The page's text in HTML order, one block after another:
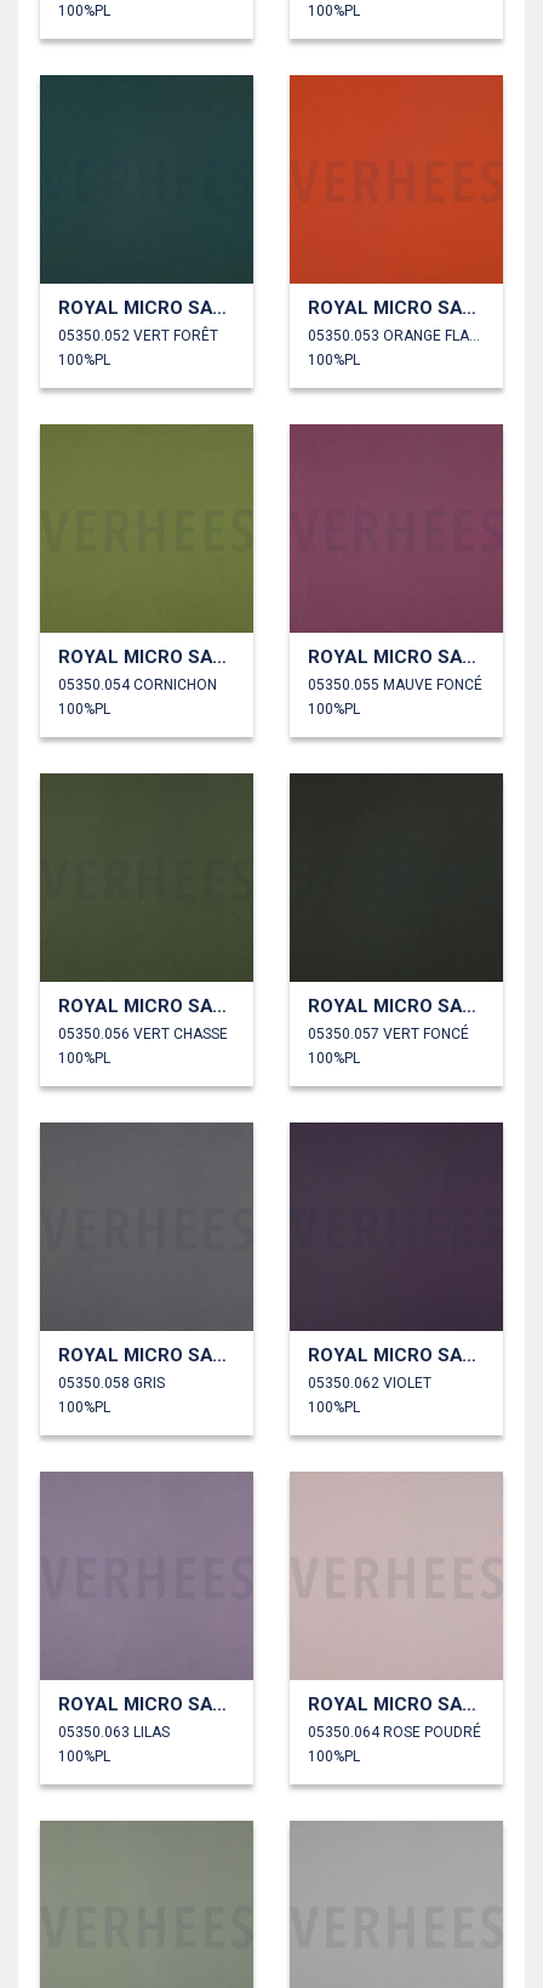
100%PL
100%PL
ROYAL MICRO SATIN
05350.052 VERT FORÊT
100%PL
ROYAL MICRO SATIN
100%PL
ROYAL MICRO SATIN
05350.054 CORNICHON
100%PL
ROYAL MICRO SATIN
05350.055 MAUVE FONCÉ
100%PL
ROYAL MICRO SATIN
05350.056 VERT CHASSE
100%PL
ROYAL MICRO SATIN
05350.057 VERT FONCÉ
100%PL
ROYAL MICRO SATIN
05350.058 GRIS
100%PL
ROYAL MICRO SATIN
05350.062 VIOLET
100%PL
ROYAL MICRO SATIN
05350.063 LILAS
100%PL
ROYAL MICRO SATIN
05350.064 ROSE POUDRÉ
100%PL